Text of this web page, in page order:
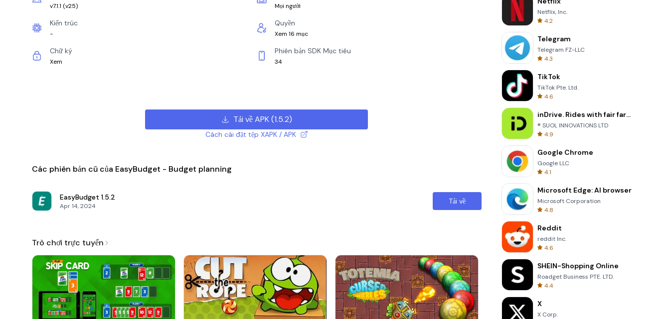
v7.1.1 (v25) Mọi người
Kiến trúc
-
Quyền
Xem 16 mục
Chữ ký
Xem
Phiên bản SDK Mục tiêu
34
Tải về APK(1.5.2)
Cách cài đặt tệp XAPK / APK
Các phiên bản cũ của EasyBudget - Budget planning
EasyBudget 1.5.2
Apr 14, 2024
Tải về
Trò chơi trực tuyến
Netflix, Inc.
4.2
Telegram
Telegram FZ-LLC
4.3
TikTok
TikTok Pte. Ltd.
4.6
inDrive. Rides with fair fares
® SUOL INNOVATIONS LTD
4.9
Google Chrome
Google LLC
4.1
Microsoft Edge: AI browser
Microsoft Corporation
4.8
Reddit
reddit Inc.
4.6
SHEIN-Shopping Online
Roadget Business PTE. LTD.
4.4
X
X Corp.